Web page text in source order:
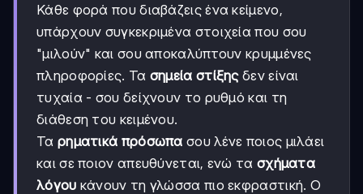
Κάθε φορά που διαβάζεις ένα κείμενο,
υπάρχουν συγκεκριμένα στοιχεία που σου
"μιλούν" και σου αποκαλύπτουν κρυμμένες
πληροφορίες. Τα σημεία στίξηςδεν είναι
τυχαία - σου δείχνουν το ρυθμό και τη
διάθεση του κειμένου.
Τα ρηματικά πρόσωπα σου λένε ποιος μιλάει
και σε ποιον απευθύνεται, ενώ τα σχήματα
λόγου κάνουν τη γλώσσα πιο εκφραστική. Ο